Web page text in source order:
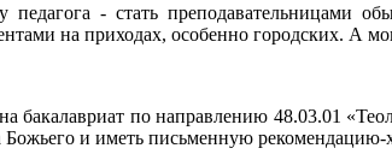
педагога - стать преподавательницами
на приходах, особенно городских. А
бакалавриат по направлению 48.03.01
Божьего и иметь письменную